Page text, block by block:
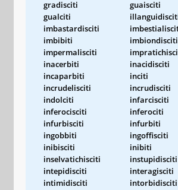
gradisciti
guaisciti
gualciti
imbastardisciti
imbibiti
imbiondisciti
impermalisciti
inacerbiti
inacidisciti
incaparbiti
inciti
incrudelisciti
incrudisciti
indolciti
infarcisciti
inferocisciti
inferociti
infurbisciti
infurbiti
ingobbiti
ingoffisciti
inibisciti
inibiti
inselvatichisciti
instupidisciti
intepidisciti
interagisciti
intimidisciti
intorbidisciti